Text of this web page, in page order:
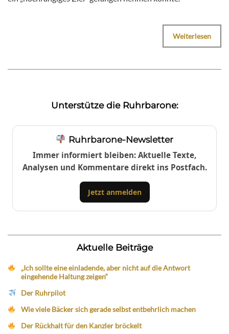
Weiterlesen
Unterstütze die Ruhrbarone:
Ruhrbarone-Newsletter
Immer informiert bleiben: Aktuelle Texte,
Analysen und Kommentare direkt ins Postfach.
Jetzt anmelden
Aktuelle Beiträge
„Ich sollte eine einladende, aber nicht auf die Antwort
eingehende Haltung zeigen“
Der Ruhrpilot
Wie viele Bäcker sich gerade selbst entbehrlich machen
Der Rückhalt für den Kanzler bröckelt